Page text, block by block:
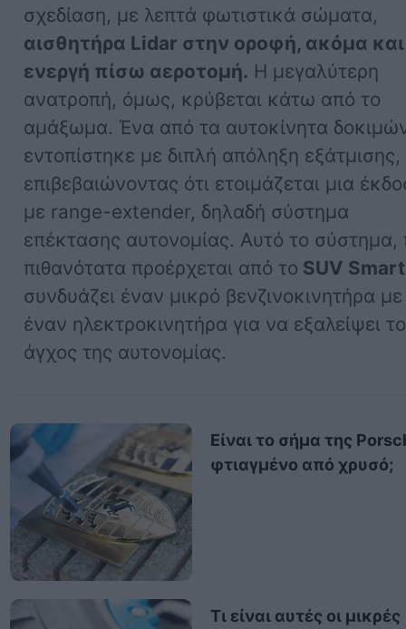
σχεδίαση, με λεπτά φωτιστικά σώματα,
αισθητήρα Lidar στην οροφή, ακόμα και
ενεργή πίσω αεροτομή. Η μεγαλύτερη
ανατροπή, όμως, κρύβεται κάτω από το
αμάξωμα. Ένα από τα αυτοκίνητα
εντοπίστηκε με διπλή απόληξη εξάτμισης,
επιβεβαιώνοντας ότι ετοιμάζεται μια
με range-extender, δηλαδή σύστημα
επέκτασης αυτονομίας. Αυτό το σύστημα,
πιθανότατα προέρχεται από το SUV
συνδυάζει έναν μικρό βενζινοκινητήρα με
έναν ηλεκτροκινητήρα για να εξαλείψει το
άγχος της αυτονομίας.
Είναι το σήμα της
φτιαγμένο από χρυσό;
Τι είναι αυτές οι μικρές